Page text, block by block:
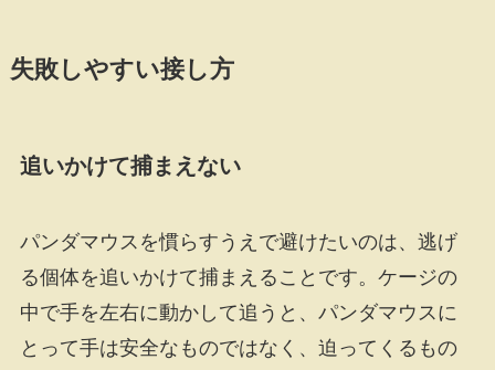
失敗しやすい接し方
追いかけて捕まえない
パンダマウスを慣らすうえで避けたいのは、逃げ
る個体を追いかけて捕まえることです。ケージの
中で手を左右に動かして追うと、パンダマウスに
とって手は安全なものではなく、迫ってくるもの